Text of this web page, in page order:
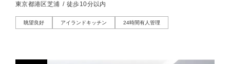
東京都港区芝浦 / 徒歩10分以内
眺望良好 アイランドキッチン 24時間有人管理